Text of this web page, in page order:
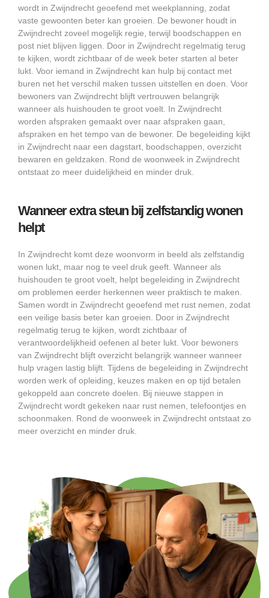
wordt in Zwijndrecht geoefend met weekplanning, zodat
vaste gewoonten beter kan groeien. De bewoner houdt in
Zwijndrecht zoveel mogelijk regie, terwijl boodschappen en
post niet blijven liggen. Door in Zwijndrecht regelmatig terug
te kijken, wordt zichtbaar of de week beter starten al beter
lukt. Voor iemand in Zwijndrecht kan hulp bij contact met
buren net het verschil maken tussen uitstellen en doen. Voor
bewoners van Zwijndrecht blijft vertrouwen belangrijk
wanneer als huishouden te groot voelt. In Zwijndrecht
worden afspraken gemaakt over naar afspraken gaan,
afspraken en het tempo van de bewoner. De begeleiding kijkt
in Zwijndrecht naar een dagstart, boodschappen, overzicht
bewaren en geldzaken. Rond de woonweek in Zwijndrecht
ontstaat zo meer duidelijkheid en minder druk.
Wanneer extra steun bij zelfstandig wonen
helpt
In Zwijndrecht komt deze woonvorm in beeld als zelfstandig
wonen lukt, maar nog te veel druk geeft. Wanneer als
huishouden te groot voelt, helpt begeleiding in Zwijndrecht
om problemen eerder herkennen weer praktisch te maken.
Samen wordt in Zwijndrecht geoefend met rust nemen, zodat
een veilige basis beter kan groeien. Door in Zwijndrecht
regelmatig terug te kijken, wordt zichtbaar of
verantwoordelijkheid oefenen al beter lukt. Voor bewoners
van Zwijndrecht blijft overzicht belangrijk wanneer wanneer
hulp vragen lastig blijft. Tijdens de begeleiding in Zwijndrecht
worden werk of opleiding, keuzes maken en op tijd betalen
gekoppeld aan concrete doelen. Bij nieuwe stappen in
Zwijndrecht wordt gekeken naar rust nemen, telefoontjes en
schoonmaken. Rond de woonweek in Zwijndrecht ontstaat zo
meer overzicht en minder druk.